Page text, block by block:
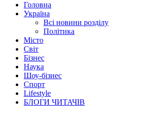
Головна
Україна
Всі новини розділу
Політика
Місто
Світ
Бізнес
Наука
Шоу-бізнес
Спорт
Lifestyle
БЛОГИ ЧИТАЧІВ